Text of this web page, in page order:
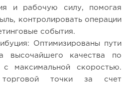
и рабочую силу, помогая
контролировать операции
события.
Оптимизированы пути
высочайшего качества по
максимальной скоростью.
точки за счет